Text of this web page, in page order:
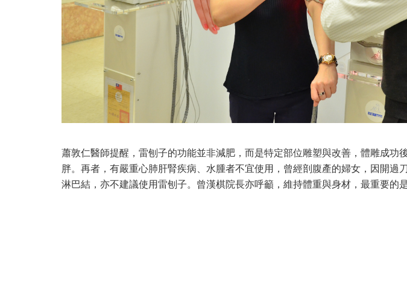
蕭敦仁醫師提醒，雷刨子的功能並非減肥，而是特定部位雕塑與改善，體雕成功
胖。再者，有嚴重心肺肝腎疾病、水腫者不宜使用，曾經剖腹產的婦女，因開過
淋巴結，亦不建議使用雷刨子。曾漢棋院長亦呼籲，維持體重與身材，最重要的